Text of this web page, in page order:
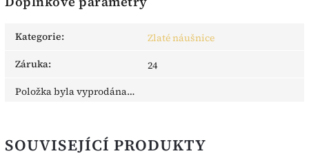
Kategorie:
Zlaté náušnice
Záruka:
24
Položka byla vyprodána…
SOUVISEJÍCÍ PRODUKTY